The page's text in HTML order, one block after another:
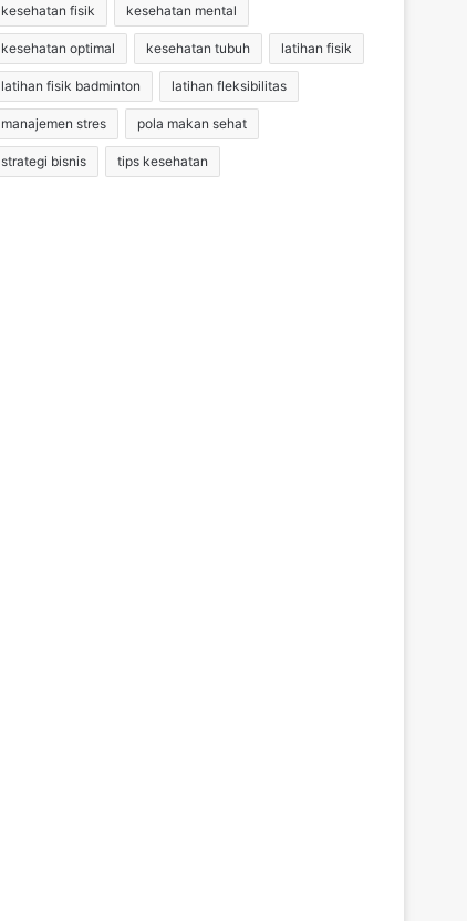
kesehatan fisik kesehatan mental
kesehatan optimal kesehatan tubuh latihan fisik
latihan fisik badminton latihan fleksibilitas
manajemen stres pola makan sehat
strategi bisnis tips kesehatan